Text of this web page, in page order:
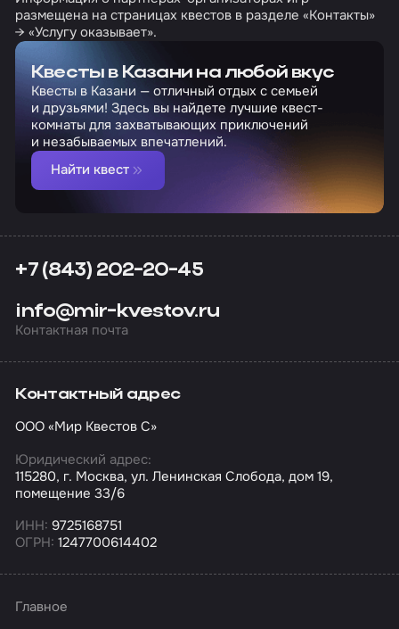
размещена на страницах квестов в разделе «Контакты»
→ «Услугу оказывает».
Квесты в Казани на любой вкус
Квесты в Казани — отличный отдых с семьей
и друзьями! Здесь вы найдете лучшие квест-
комнаты для захватывающих приключений
и незабываемых впечатлений.
Найти квест
+7 (843) 202-20-45
info@mir-kvestov.ru
Контактная почта
Контактный адрес
ООО «Мир Квестов С»
Юридический адрес:
115280, г. Москва, ул. Ленинская Слобода, дом 19,
помещение 33/6
ИНН: 9725168751
ОГРН: 1247700614402
Главное